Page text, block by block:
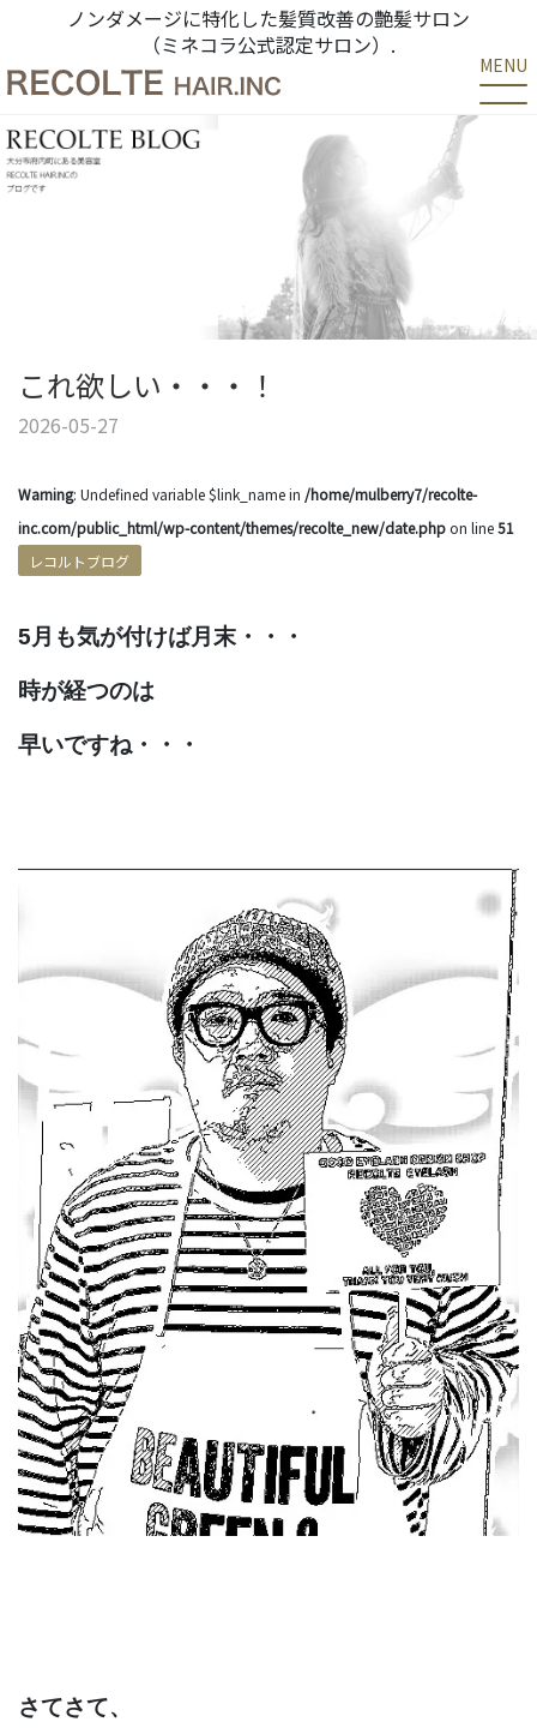
ノンダメージに特化した髪質改善の艶髪サロン
（ミネコラ公式認定サロン）.
MENU
これ欲しい・・・！
2026-05-27
Warning: Undefined variable $link_name in /home/mulberry7/recolte-
inc.com/public_html/wp-content/themes/recolte_new/date.phpon line51
レコルトブログ
5月も気が付けば月末・・・
時が経つのは
早いですね・・・
さてさて、